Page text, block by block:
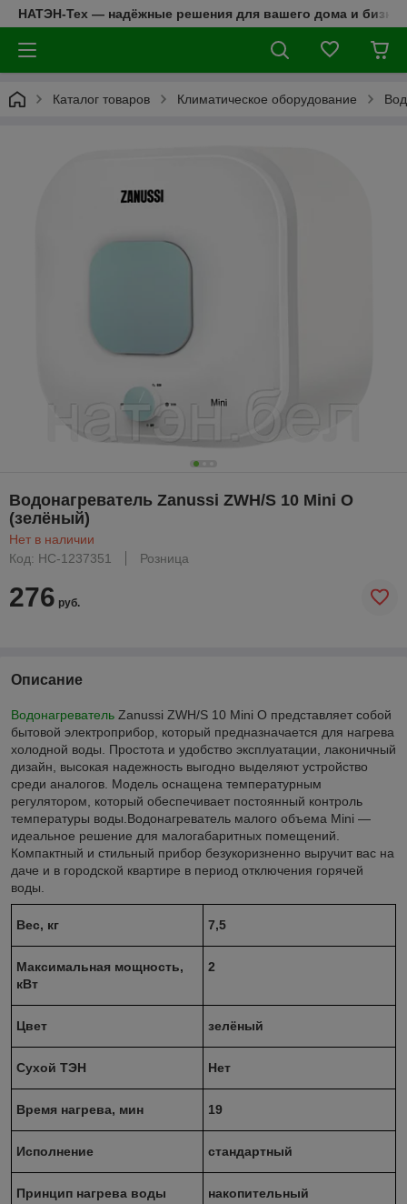
НАТЭН-Тех — надёжные решения для вашего дома и
Каталог товаров Климатическое оборудование
Водонагреватель Zanussi ZWH/S 10 Mini O
(зелёный)
Нет в наличии
Код: НС-1237351
Розница
276 руб.
Описание
Водонагреватель Zanussi ZWH/S 10 Mini O представляет собой
бытовой электроприбор, который предназначается для нагрева
холодной воды. Простота и удобство эксплуатации, лаконичный
дизайн, высокая надежность выгодно выделяют устройство
среди аналогов. Модель оснащена температурным
регулятором, который обеспечивает постоянный контроль
температуры воды.Водонагреватель малого объема Mini —
идеальное решение для малогабаритных помещений.
Компактный и стильный прибор безукоризненно выручит вас на
даче и в городской квартире в период отключения горячей
воды.
Вес, кг 7,5
Максимальная мощность,
кВт
2
Цвет зелёный
Сухой ТЭН Нет
Время нагрева, мин 19
Исполнение стандартный
Принцип нагрева воды накопительный